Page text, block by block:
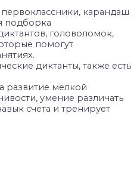
карандаш
подборка
головоломок,
помогут
диктанты, также есть
развитие мелкой
умение различать
счета и тренирует